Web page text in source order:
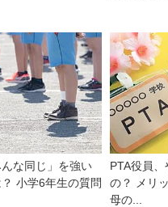
な同じ」を強い
小学6年生の質問
PTA役員
の？ メリ
母の...